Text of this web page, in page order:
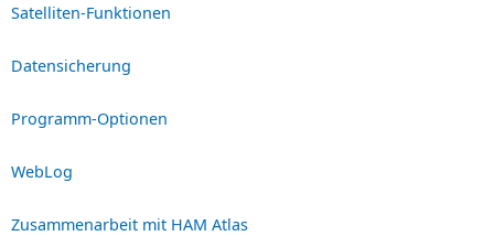
Satelliten-Funktionen
Datensicherung
Programm-Optionen
WebLog
Zusammenarbeit mit HAM Atlas